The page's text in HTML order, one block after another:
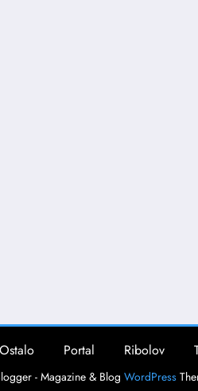
Ostalo Portal Ribolov
- Magazine & Blog WordPress